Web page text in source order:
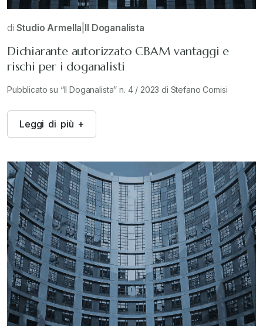
di Studio Armella Il Doganalista
Dichiarante autorizzato CBAM vantaggi e
rischi per i doganalisti
Pubblicato su “Il Doganalista” n. 4 / 2023 di Stefano Comisi
Leggi di più +